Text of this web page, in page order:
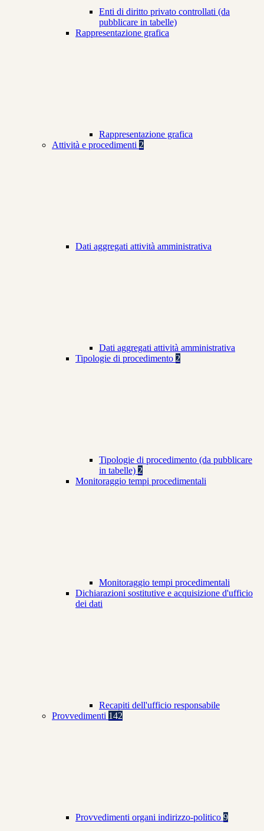
Enti di diritto privato controllati (da
pubblicare in tabelle)
Rappresentazione grafica
Rappresentazione grafica
Attività e procedimenti 2
Dati aggregati attività amministrativa
Dati aggregati attività amministrativa
Tipologie di procedimento 2
Tipologie di procedimento (da pubblicare
in tabelle) 2
Monitoraggio tempi procedimentali
Monitoraggio tempi procedimentali
Dichiarazioni sostitutive e acquisizione d'ufficio
dei dati
Recapiti dell'ufficio responsabile
Provvedimenti 142
Provvedimenti organi indirizzo-politico 9